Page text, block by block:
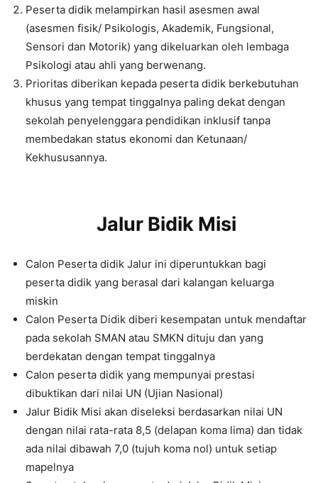
Peserta didik melampirkan hasil asesmen awal
(asesmen fisik/ Psikologis, Akademik, Fungsional,
Sensori dan Motorik) yang dikeluarkan oleh lembaga
Psikologi atau ahli yang berwenang.
Prioritas diberikan kepada peserta didik berkebutuhan
khusus yang tempat tinggalnya paling dekat dengan
sekolah penyelenggara pendidikan inklusif tanpa
membedakan status ekonomi dan Ketunaan/
Kekhususannya.
Jalur Bidik Misi
Calon Peserta didik Jalur ini diperuntukkan bagi
peserta didik yang berasal dari kalangan keluarga
miskin
Calon Peserta Didik diberi kesempatan untuk mendaftar
pada sekolah SMAN atau SMKN dituju dan yang
berdekatan dengan tempat tinggalnya
Calon peserta didik yang mempunyai prestasi
dibuktikan dari nilai UN (Ujian Nasional)
Jalur Bidik Misi akan diseleksi berdasarkan nilai UN
dengan nilai rata-rata 8,5 (delapan koma lima) dan tidak
ada nilai dibawah 7,0 (tujuh koma nol) untuk setiap
mapelnya